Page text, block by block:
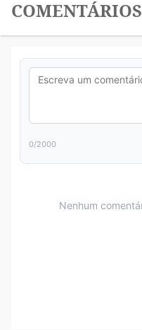
COMENTÁRIOS